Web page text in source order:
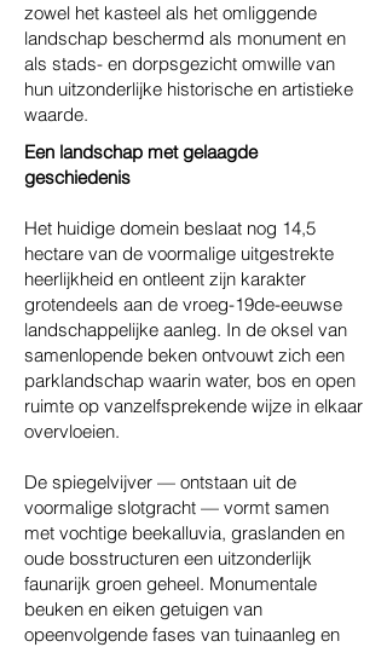
zowel het kasteel als het omliggende
landschap beschermd als monument en
als stads- en dorpsgezicht omwille van
hun uitzonderlijke historische en artistieke
waarde.
Een landschap met gelaagde
geschiedenis
Het huidige domein beslaat nog 14,5
hectare van de voormalige uitgestrekte
heerlijkheid en ontleent zijn karakter
grotendeels aan de vroeg-19de-eeuwse
landschappelijke aanleg. In de oksel van
samenlopende beken ontvouwt zich een
parklandschap waarin water, bos en open
ruimte op vanzelfsprekende wijze in elkaar
overvloeien.
De spiegelvijver — ontstaan uit de
voormalige slotgracht — vormt samen
met vochtige beekalluvia, graslanden en
oude bosstructuren een uitzonderlijk
faunarijk groen geheel. Monumentale
beuken en eiken getuigen van
opeenvolgende fases van tuinaanleg en